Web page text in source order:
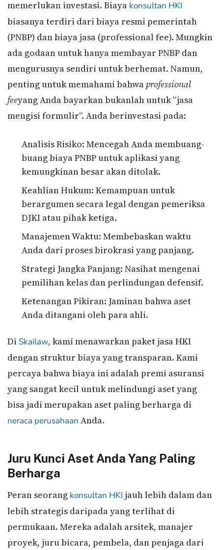
memerlukan investasi. Biaya konsultan HKI
biasanya terdiri dari biaya resmi pemerintah
(PNBP) dan biaya jasa (professional fee). Mungkin
ada godaan untuk hanya membayar PNBP dan
mengurusnya sendiri untuk berhemat. Namun,
penting untuk memahami bahwa professional
feeyang Anda bayarkan bukanlah untuk “jasa
mengisi formulir”. Anda berinvestasi pada:
Analisis Risiko: Mencegah Anda membuang-
buang biaya PNBP untuk aplikasi yang
kemungkinan besar akan ditolak.
Keahlian Hukum: Kemampuan untuk
berargumen secara legal dengan pemeriksa
DJKI atau pihak ketiga.
Manajemen Waktu: Membebaskan waktu
Anda dari proses birokrasi yang panjang.
Strategi Jangka Panjang: Nasihat mengenai
pemilihan kelas dan perlindungan defensif.
Ketenangan Pikiran: Jaminan bahwa aset
Anda ditangani oleh para ahli.
Di Skailaw, kami menawarkan paket jasa HKI
dengan struktur biaya yang transparan. Kami
percaya bahwa biaya ini adalah premi asuransi
yang sangat kecil untuk melindungi aset yang
bisa jadi merupakan aset paling berharga di
neraca perusahaan Anda.
Juru Kunci Aset Anda Yang Paling
Berharga
Peran seorang konsultan HKI jauh lebih dalam dan
lebih strategis daripada yang terlihat di
permukaan. Mereka adalah arsitek, manajer
proyek, juru bicara, pembela, dan penjaga dari